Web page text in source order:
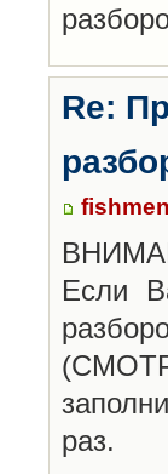
Re:
fishmen
Если
раз.